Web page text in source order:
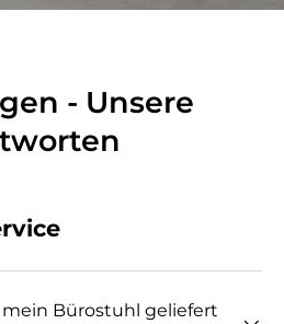
- Unsere
Bürostuhl geliefert